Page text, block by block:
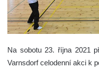
Na sobotu 23. října 2021
Varnsdorf celodenní akci k